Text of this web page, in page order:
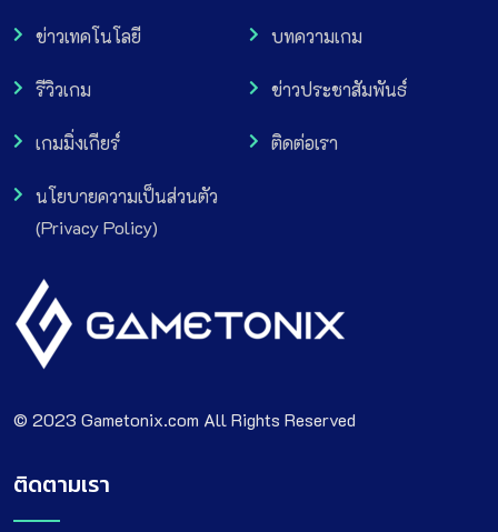
ข่าวเทคโนโลยี บทความเกม
รีวิวเกม ข่าวประชาสัมพันธ์
เกมมิ่งเกียร์ ติดต่อเรา
นโยบายความเป็นส่วนตัว
(Privacy Policy)
© 2023 Gametonix.com All Rights Reserved
ติดตามเรา